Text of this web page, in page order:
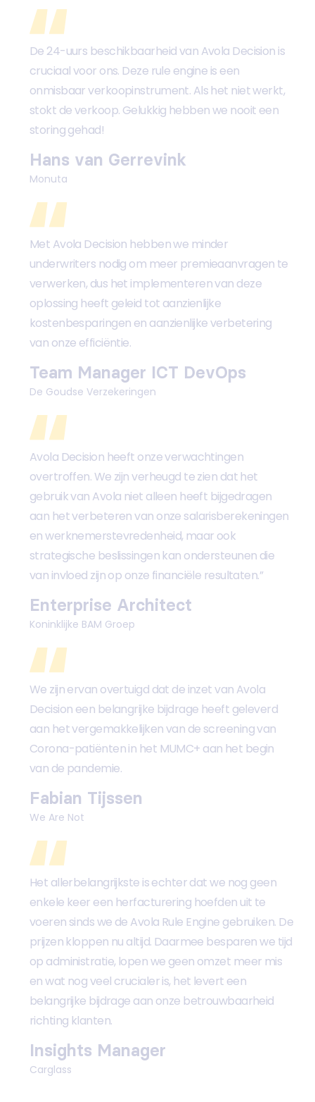
De 24-uurs beschikbaarheid van Avola Decision is
cruciaal voor ons. Deze rule engine is een
onmisbaar verkoopinstrument. Als het niet werkt,
stokt de verkoop. Gelukkig hebben we nooit een
storing gehad!
Hans van Gerrevink
Monuta
Met Avola Decision hebben we minder
underwriters nodig om meer premieaanvragen te
verwerken, dus het implementeren van deze
oplossing heeft geleid tot aanzienlijke
kostenbesparingen en aanzienlijke verbetering
van onze efficiëntie.
Team Manager ICT DevOps
De Goudse Verzekeringen
Avola Decision heeft onze verwachtingen
overtroffen. We zijn verheugd te zien dat het
gebruik van Avola niet alleen heeft bijgedragen
aan het verbeteren van onze salarisberekeningen
en werknemerstevredenheid, maar ook
strategische beslissingen kan ondersteunen die
van invloed zijn op onze financiële resultaten.”
Enterprise Architect
Koninklijke BAM Groep
We zijn ervan overtuigd dat de inzet van Avola
Decision een belangrijke bijdrage heeft geleverd
aan het vergemakkelijken van de screening van
Corona-patiënten in het MUMC+ aan het begin
van de pandemie.
Fabian Tijssen
We Are Not
Het allerbelangrijkste is echter dat we nog geen
enkele keer een herfacturering hoefden uit te
voeren sinds we de Avola Rule Engine gebruiken. De
prijzen kloppen nu altijd. Daarmee besparen we tijd
op administratie, lopen we geen omzet meer mis
en wat nog veel crucialer is, het levert een
belangrijke bijdrage aan onze betrouwbaarheid
richting klanten.
Insights Manager
Carglass